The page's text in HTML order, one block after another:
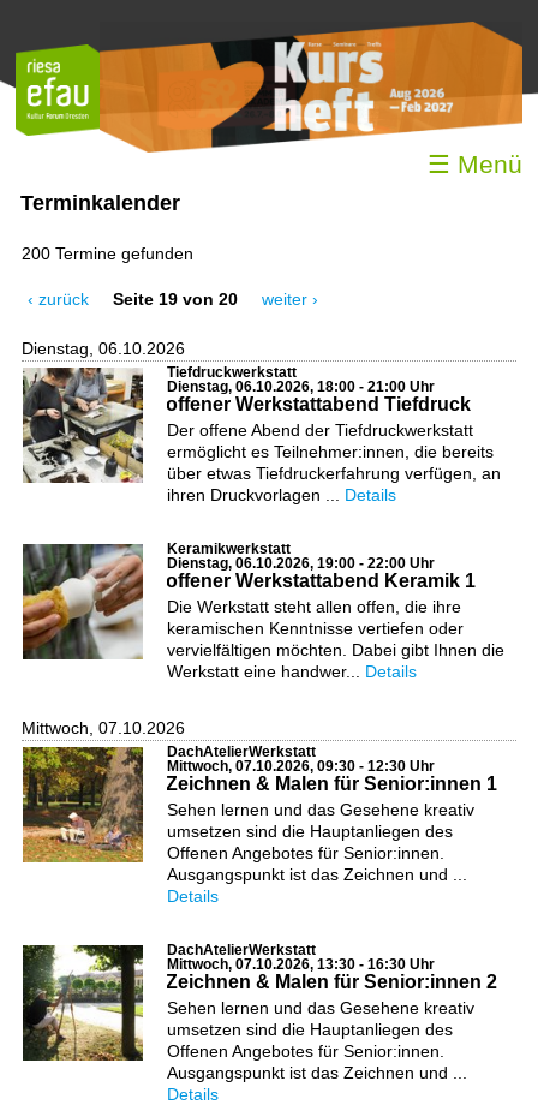
☰ Menü
Terminkalender
200 Termine gefunden
‹ zurück Seite 19 von 20 weiter ›
Dienstag, 06.10.2026
Tiefdruckwerkstatt
Dienstag, 06.10.2026, 18:00 - 21:00 Uhr
offener Werkstattabend Tiefdruck
Der offene Abend der Tiefdruckwerkstatt
ermöglicht es Teilnehmer:innen, die bereits
über etwas Tiefdruckerfahrung verfügen, an
ihren Druckvorlagen ... Details
Keramikwerkstatt
Dienstag, 06.10.2026, 19:00 - 22:00 Uhr
offener Werkstattabend Keramik 1
Die Werkstatt steht allen offen, die ihre
keramischen Kenntnisse vertiefen oder
vervielfältigen möchten. Dabei gibt Ihnen die
Werkstatt eine handwer... Details
Mittwoch, 07.10.2026
DachAtelierWerkstatt
Mittwoch, 07.10.2026, 09:30 - 12:30 Uhr
Zeichnen & Malen für Senior:innen 1
Sehen lernen und das Gesehene kreativ
umsetzen sind die Hauptanliegen des
Offenen Angebotes für Senior:innen.
Ausgangspunkt ist das Zeichnen und ...
Details
DachAtelierWerkstatt
Mittwoch, 07.10.2026, 13:30 - 16:30 Uhr
Zeichnen & Malen für Senior:innen 2
Sehen lernen und das Gesehene kreativ
umsetzen sind die Hauptanliegen des
Offenen Angebotes für Senior:innen.
Ausgangspunkt ist das Zeichnen und ...
Details